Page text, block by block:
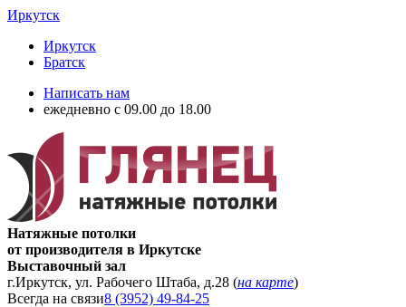
Иркутск
Иркутск
Братск
Написать нам
ежедневно с 09.00 до 18.00
Натяжные потолки
от производителя в Иркутске
Выставочный зал
г.Иркутск, ул. Рабочего Штаба, д.28 (на карте)
Всегда на связи8 (3952) 49-84-25